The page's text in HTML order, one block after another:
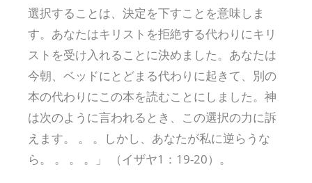
選択することは、決定を下すことを意味しま
す。あなたはキリストを拒絶する代わりにキリ
ストを受け入れることに決めました。あなたは
今朝、ベッドにとどまる代わりに起きて、別の
本の代わりにこの本を読むことにしました。神
は次のように言われるとき、この選択の力に訴
えます。 。 。しかし、あなたが私に逆らうな
ら。 。 。 。」 （イザヤ1：19-20）。